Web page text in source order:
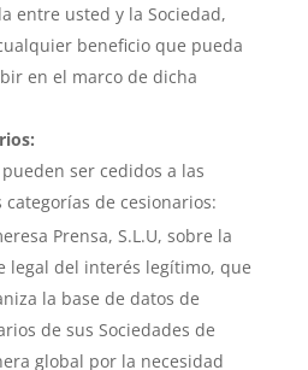
entre usted y la Sociedad,
beneficio que pueda
en el marco de dicha
ser cedidos a las
categorías de cesionarios:
Prensa, S.L.U, sobre la
legal del interés legítimo, que
la base de datos de
de sus Sociedades de
global por la necesidad